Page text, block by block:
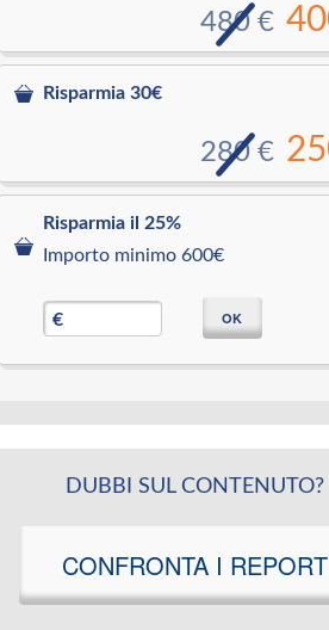
480 €
Risparmia 30€
280 €
Risparmia il 25%
Importo minimo 600€
€ OK
DUBBI SUL CONTENUTO?
CONFRONTA I REPORT